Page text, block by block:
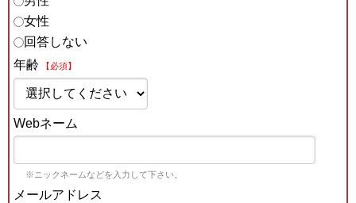
女性
回答しない
年齢
【必須】
Webネーム
※ニックネームなどを入力して下さい。
メールアドレス